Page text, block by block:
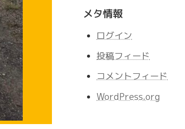
メタ情報
ログイン
投稿フィード
コメントフィード
WordPress.org